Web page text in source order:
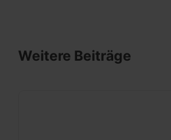
Weitere Beiträge